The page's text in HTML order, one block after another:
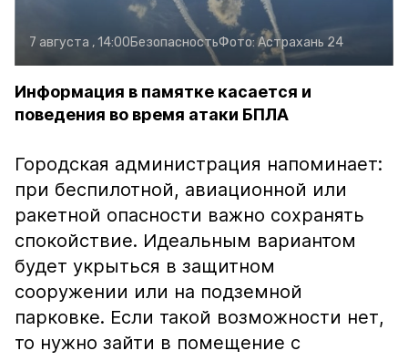
7 августа , 14:00БезопасностьФото: Астрахань 24
Информация в памятке касается и
поведения во время атаки БПЛА
Городская администрация напоминает:
при беспилотной, авиационной или
ракетной опасности важно сохранять
спокойствие. Идеальным вариантом
будет укрыться в защитном
сооружении или на подземной
парковке. Если такой возможности нет,
то нужно зайти в помещение с